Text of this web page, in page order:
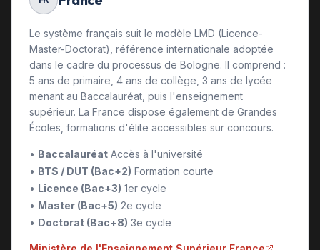
Le système français suit le modèle LMD (Licence-
Master-Doctorat), référence internationale adoptée
dans le cadre du processus de Bologne. Il comprend :
5 ans de primaire, 4 ans de collège, 3 ans de lycée
menant au Baccalauréat, puis l'enseignement
supérieur. La France dispose également de Grandes
Écoles, formations d'élite accessibles sur concours.
• Baccalauréat Accès à l'université
• BTS / DUT (Bac+2) Formation courte
• Licence (Bac+3) 1er cycle
• Master (Bac+5) 2e cycle
• Doctorat (Bac+8) 3e cycle